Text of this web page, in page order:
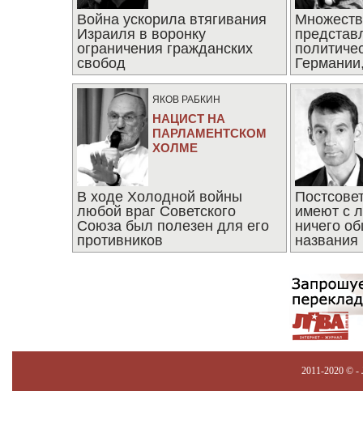
Война ускорила втягивания
Израиля в воронку
ограничения гражданских
свобод
ЯКОВ РАБКИН
НАЦИСТ НА
ПАРЛАМЕНТСКОМ
ХОЛМЕ
В ходе Холодной войны
любой враг Советского
Союза был полезен для его
противников
имеют с
ничего
названия
2011-2020 © -